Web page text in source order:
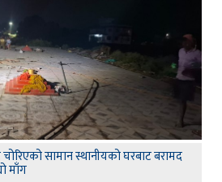
चोरिएको सामान स्थानीयको घरबाट बरामद
माँग